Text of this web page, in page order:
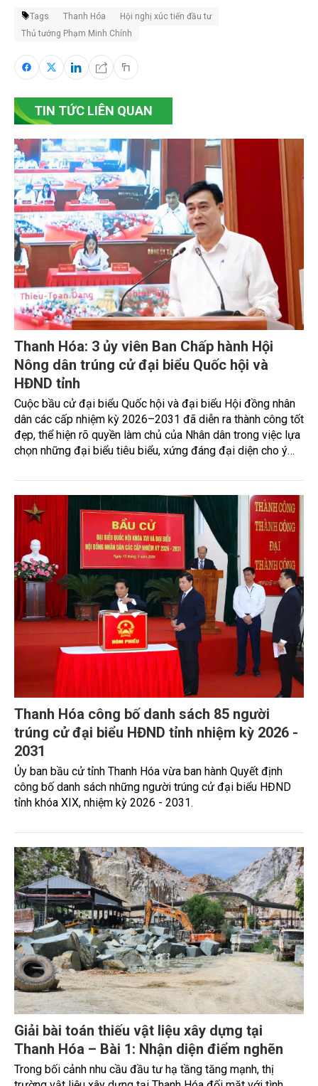
Tags Thanh Hóa
Hội nghị xúc tiến đầu tư
Thủ tướng Phạm Minh Chính
TIN TỨC LIÊN QUAN
Thanh Hóa: 3 ủy viên Ban Chấp hành Hội
Nông dân trúng cử đại biểu Quốc hội và
HĐND tỉnh
Cuộc bầu cử đại biểu Quốc hội và đại biểu Hội đồng nhân
dân các cấp nhiệm kỳ 2026–2031 đã diễn ra thành công tốt
đẹp, thể hiện rõ quyền làm chủ của Nhân dân trong việc lựa
chọn những đại biểu tiêu biểu, xứng đáng đại diện cho ý
Thanh Hóa công bố danh sách 85 người
trúng cử đại biểu HĐND tỉnh nhiệm kỳ 2026 -
2031
Ủy ban bầu cử tỉnh Thanh Hóa vừa ban hành Quyết định
công bố danh sách những người trúng cử đại biểu HĐND
tỉnh khóa XIX, nhiệm kỳ 2026 - 2031.
Giải bài toán thiếu vật liệu xây dựng tại
Thanh Hóa – Bài 1: Nhận diện điểm nghẽn
Trong bối cảnh nhu cầu đầu tư hạ tầng tăng mạnh, thị